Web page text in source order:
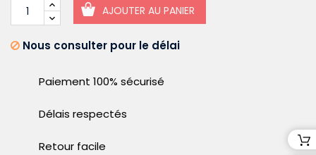
AJOUTER AU PANIER
Nous consulter pour le délai
Paiement 100% sécurisé
Délais respectés
Retour facile